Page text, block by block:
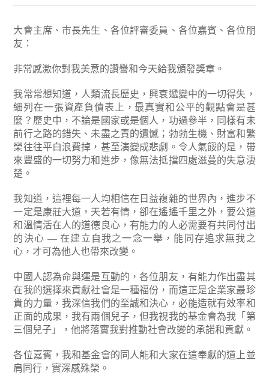
大會主席、市長先生、各位評審委員、各位嘉賓、各位朋
友：
非常感激你對我美意的讚譽和今天給我頒發獎章。
我常常想知道，人類流長歷史，興衰遞變中的一切得失，
細列在一張資產負債表上，最真實和公平的觀點會是甚
麼？歷史中，不論是國家或是個人，功過參半，同樣有未
前行之路的錯失、未盡之責的遺憾；勃勃生機、財富和繁
榮往往平白浪費掉，甚至演變成悲劇。令人氣餒的是，帶
來豐盛的一切努力和進步，像無法抵擋四處滋蔓的失意淒
楚。
我知道，這裡每一人均相信在日益複雜的世界內，進步不
一定是康莊大道，天若有情，卻在遙遙千里之外，要公道
和溫情活在人的道德良心，有能力的人必需要有共同付出
的決心 — 在建立自我之一念一舉，能同存追求無我之
心，才可為他人也帶來改變。
中國人認為命與運是互動的，各位朋友，有能力作出盡其
在我的選擇來貢獻社會是一種福份，而這正是企業家最珍
貴的力量，我深信我們的至誠和決心，必能造就有效率和
正面的成果，我有兩個兒子，但我視我的基金會為我「第
三個兒子」，他將落實我對推動社會改變的承諾和貢獻。
各位嘉賓，我和基金會的同人能和大家在這奉獻的道上並
肩同行，實深感殊榮。